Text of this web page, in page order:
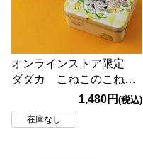
オンラインストア限定
ダダカ こねこのこねこ
ねクッキー缶mini
Friends 18p
1,480円(税込)
在庫なし